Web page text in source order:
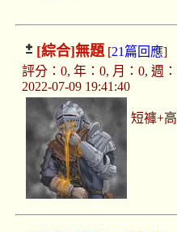
[綜合]無題[21篇回應]
評分：0, 年：0, 月：0, 週
2022-07-09 19:41:40
短褲+